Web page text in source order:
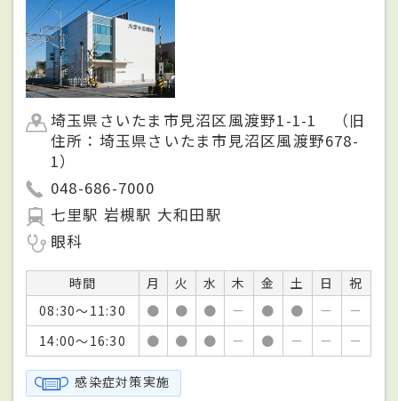
埼玉県さいたま市見沼区風渡野1-1-1 （旧
住所：埼玉県さいたま市見沼区風渡野678-
1）
048-686-7000
七里駅 岩槻駅 大和田駅
眼科
時間 月 火 水 木 金 土 日
祝
08:30～11:30
● ● ● － ● ● －
－
14:00～16:30
● ● ● － ● － － －
感染症対策実施